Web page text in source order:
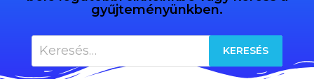
gyűjteményünkben.